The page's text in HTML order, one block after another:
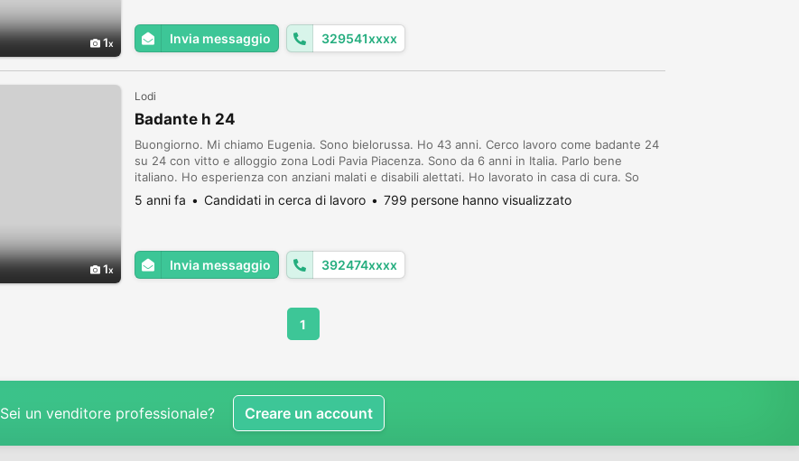
1 Invia messaggio 329541xxxx
1
Lodi
Badante h 24
Buongiorno. Mi chiamo Eugenia. Sono bielorussa. Ho 43 anni. Cerco lavoro come badante 24
su 24 con vitto e alloggio zona Lodi Pavia Piacenza. Sono da 6 anni in Italia. Parlo bene
italiano. Ho esperienza con anziani malati e disabili alettati. Ho lavorato in casa di cura. So
cucinare dare medicina fare igiene personale fare insulina misurare la glicemia e pre...
5 anni fa Candidati in cerca di lavoro 799 persone hanno visualizzato
Invia messaggio 392474xxxx
1
Sei un venditore professionale? Creare un account